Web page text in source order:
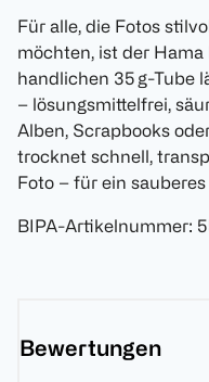
Für alle, die Fotos
möchten, ist der Hama
handlichen 35 g-Tube
– lösungsmittelfrei,
Alben, Scrapbooks
trocknet schnell,
Foto – für ein
BIPA-Artikelnummer:
Bewertungen